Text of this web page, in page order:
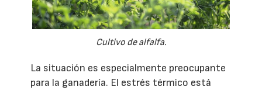
Cultivo de alfalfa.
La situación es especialmente preocupante
para la ganadería. El estrés térmico está